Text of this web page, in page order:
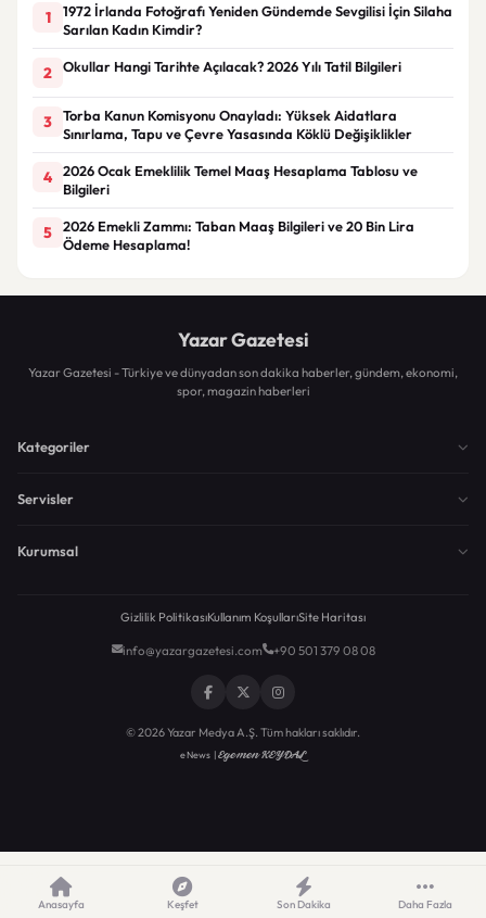
1
1972 İrlanda Fotoğrafı Yeniden Gündemde Sevgilisi İçin Silaha
Sarılan Kadın Kimdir?
2 Okullar Hangi Tarihte Açılacak? 2026 Yılı Tatil Bilgileri
3
Torba Kanun Komisyonu Onayladı: Yüksek Aidatlara
Sınırlama, Tapu ve Çevre Yasasında Köklü Değişiklikler
4
2026 Ocak Emeklilik Temel Maaş Hesaplama Tablosu ve
Bilgileri
5
2026 Emekli Zammı: Taban Maaş Bilgileri ve 20 Bin Lira
Ödeme Hesaplama!
Yazar Gazetesi
Yazar Gazetesi - Türkiye ve dünyadan son dakika haberler, gündem, ekonomi,
spor, magazin haberleri
Kategoriler
Servisler
Kurumsal
Gizlilik PolitikasıKullanım KoşullarıSite Haritası
info@yazargazetesi.com +90 501 379 08 08
© 2026 Yazar Medya A.Ş. Tüm hakları saklıdır.
eNews |Egemen KEYDAL
Anasayfa Keşfet Son Dakika Daha Fazla